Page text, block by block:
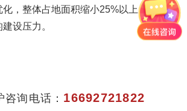
，整体占地面积缩小25%以上，大大减
设压力。
咨询电话： 16692721822